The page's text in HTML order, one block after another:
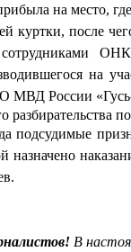
на место,
куртки, после
сотрудниками
на
МВД России
разбирательства
подсудимые
В